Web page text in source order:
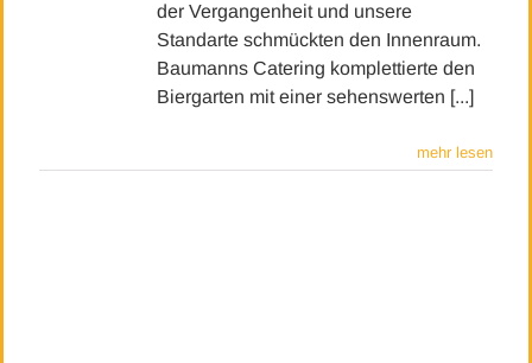
der Vergangenheit und unsere
Standarte schmückten den Innenraum.
Baumanns Catering komplettierte den
Biergarten mit einer sehenswerten [...]
mehr lesen